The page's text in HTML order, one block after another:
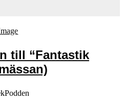
till “Fantastik